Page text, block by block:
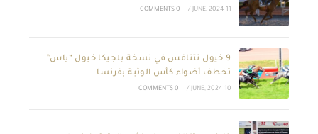
11 JUNE, 2024
/
0 COMMENTS
9 خيول تتنافس في نسخة بلجيكا خيول “ياس”
تخطف أضواء كأس الوثبة بفرنسا
10 JUNE, 2024
/
0 COMMENTS